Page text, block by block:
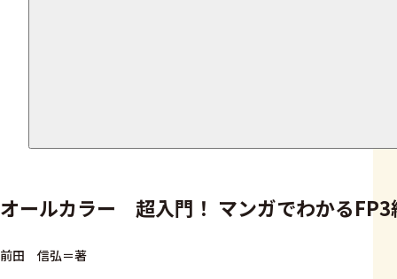
オールカラー 超入門！ マンガでわかる
前田 信弘＝著